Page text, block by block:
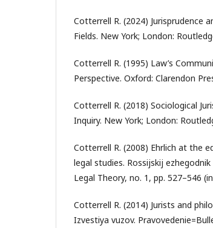
Cotterrell R. (2024) Jurisprudence
Fields. New York; London:
Cotterrell R. (1995) Law’s
Perspective. Oxford: Clarendon
Cotterrell R. (2018) Sociological
Inquiry. New York; London:
Cotterrell R. (2008) Ehrlich at the
legal studies. Rossijskij
Legal Theory, no. 1, pp. 527–546
Cotterrell R. (2014) Jurists and
Izvestiya vuzov.